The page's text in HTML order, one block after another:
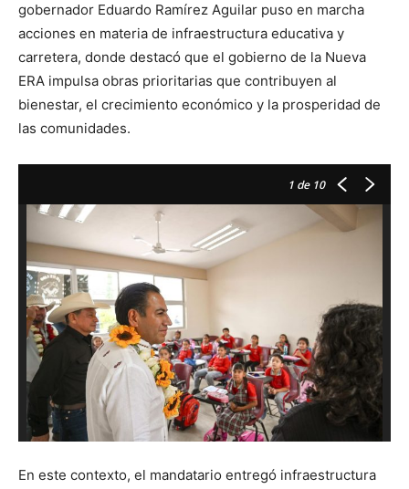
gobernador Eduardo Ramírez Aguilar puso en marcha
acciones en materia de infraestructura educativa y
carretera, donde destacó que el gobierno de la Nueva
ERA impulsa obras prioritarias que contribuyen al
bienestar, el crecimiento económico y la prosperidad de
las comunidades.
1 de 10
En este contexto, el mandatario entregó infraestructura